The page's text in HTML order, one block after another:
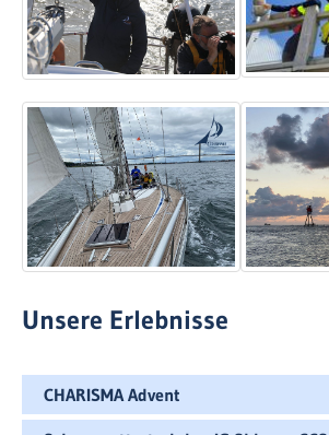
Unsere Erlebnisse
CHARISMA Advent